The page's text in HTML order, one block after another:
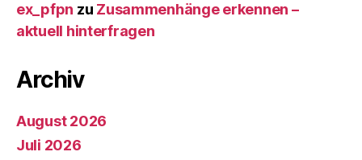
ex_pfpn zu Zusammenhänge erkennen –
aktuell hinterfragen
Archiv
August 2026
Juli 2026